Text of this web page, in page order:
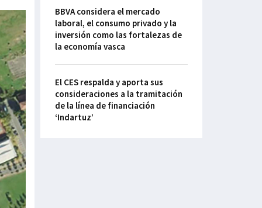
BBVA considera el mercado
laboral, el consumo privado y la
inversión como las fortalezas de
la economía vasca
El CES respalda y aporta sus
consideraciones a la tramitación
de la línea de financiación
‘Indartuz’